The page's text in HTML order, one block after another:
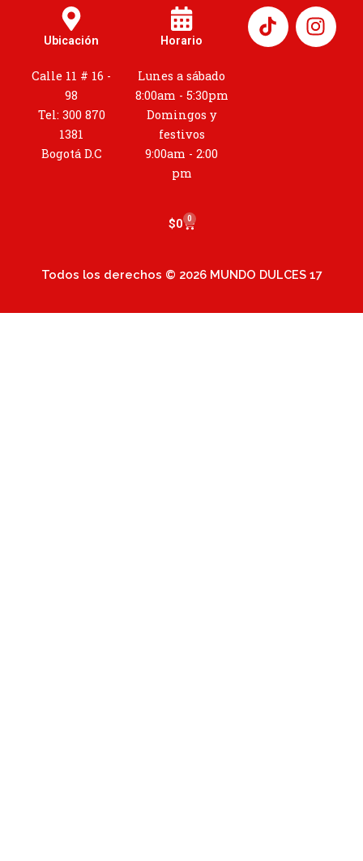
Ubicación
Calle 11 # 16 -
98
Tel: 300 870
1381
Bogotá D.C
Horario
Lunes a sábado
8:00am - 5:30pm
Domingos y
festivos
9:00am - 2:00
pm
I
n
s
$0 0
Cart
Todos los derechos © 2026 MUNDO DULCES 17